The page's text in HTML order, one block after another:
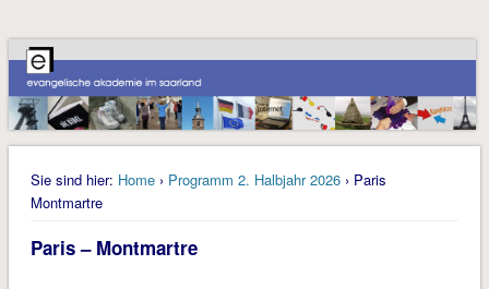
Sie sind hier: Home› Programm 2. Halbjahr 2026› Paris
Montmartre
Paris – Montmartre